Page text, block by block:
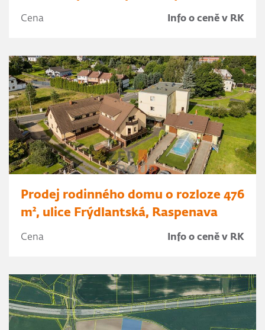
Cena Info o ceně v RK
Prodej rodinného domu o rozloze 476
m², ulice Frýdlantská, Raspenava
Cena Info o ceně v RK